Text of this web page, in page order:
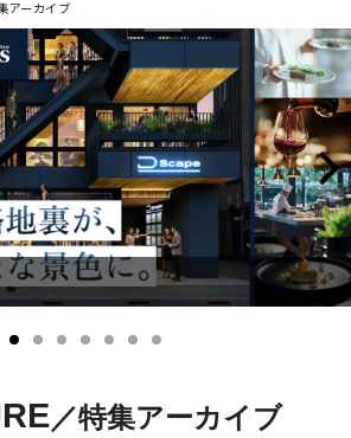
アーカイブ
／特集アーカイブ